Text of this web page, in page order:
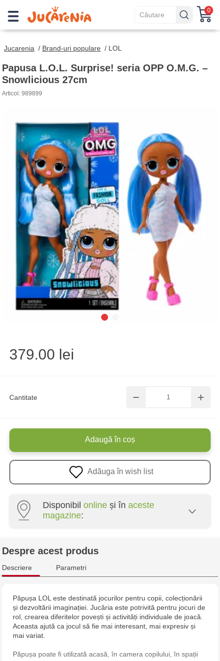
0
Jucarenia / Brand-uri populare / LOL
Papusa L.O.L. Surprise! seria OPP O.M.G. –
Snowlicious 27cm
Articol: 989899
Cantitate
379.00 lei
Adaugă în coș
Adăuga în wish list
Disponibil online și în aceste
magazine:
Multistore Centru - bd. Cantemir, 6
Jucărenia Rîșcani - bd. Moscova, 2
Jucărenia Bălți - str. Alexandru Cel Bun, 5
Jucărenia Cahul - str. Ștefan cel Mare, 29А
Despre acest produs
Descriere Parametri
Păpușa LOL este destinată jocurilor pentru copii, colecționării
și dezvoltării imaginației. Jucăria este potrivită pentru jocuri de
rol, crearea diferitelor povești și activități individuale de joacă.
Aceasta ajută ca jocul să fie mai interesant, mai expresiv și
mai variat.
Păpușa poate fi utilizată acasă, în camera copilului, în spații